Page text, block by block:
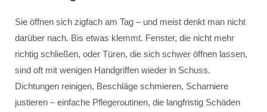
Sie öffnen sich zigfach am Tag – und meist denkt man nicht
darüber nach. Bis etwas klemmt. Fenster, die nicht mehr
richtig schließen, oder Türen, die sich schwer öffnen lassen,
sind oft mit wenigen Handgriffen wieder in Schuss.
Dichtungen reinigen, Beschläge schmieren, Scharniere
justieren – einfache Pflegeroutinen, die langfristig Schäden